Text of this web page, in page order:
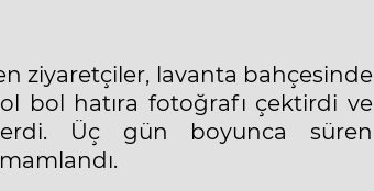
ziyaretçiler, lavanta bahçesinde
bol hatıra fotoğrafı çektirdi ve
Üç gün boyunca süren